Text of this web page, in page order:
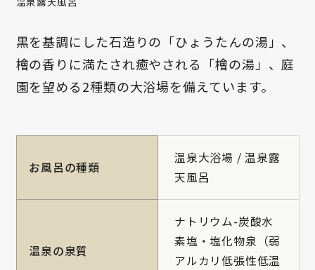
黒を基調にした石造りの「ひょうたんの湯」、
檜の香りに満たされ癒やされる「檜の湯」、庭
園を望める2種類の大浴場を備えています。
お風呂の種類
温泉大浴場 / 温泉露
天風呂
温泉の泉質
ナトリウム-炭酸水
素塩・塩化物泉（弱
アルカリ低張性低温